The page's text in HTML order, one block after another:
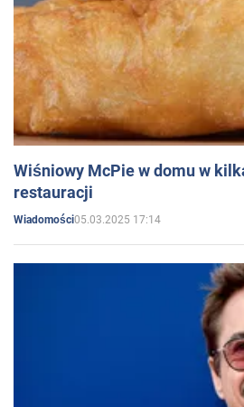
Wiśniowy McPie w domu w
restauracji
Wiadomości05.03.2025 17:14